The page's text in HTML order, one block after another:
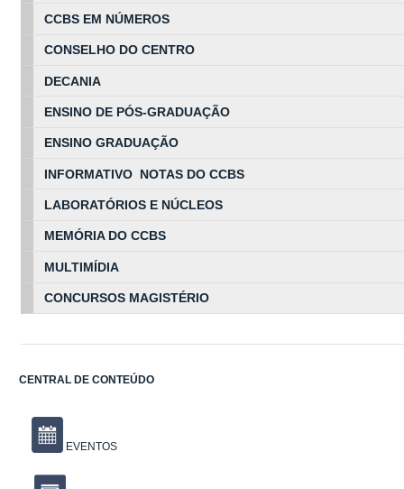
CCBS EM NÚMEROS
CONSELHO DO CENTRO
DECANIA
ENSINO DE PÓS-GRADUAÇÃO
ENSINO GRADUAÇÃO
INFORMATIVO NOTAS DO CCBS
LABORATÓRIOS E NÚCLEOS
MEMÓRIA DO CCBS
MULTIMÍDIA
CONCURSOS MAGISTÉRIO
CENTRAL DE CONTEÚDO
EVENTOS